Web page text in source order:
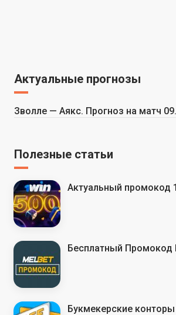
Актуальные прогнозы
Зволле — Аякс. Прогноз на матч
Полезные статьи
Актуальный промокод
Бесплатный Промокод
Букмекерские